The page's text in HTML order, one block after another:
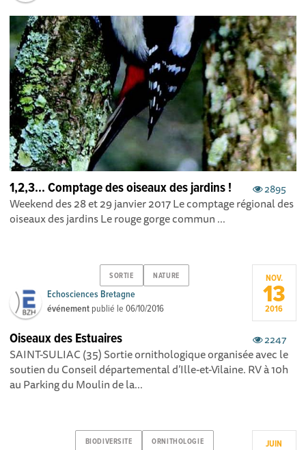
2895
1,2,3... Comptage des oiseaux des jardins !
Weekend des 28 et 29 janvier 2017 Le comptage régional des
oiseaux des jardins Le rouge gorge commun ...
SORTIE NATURE
Echosciences Bretagne
événement publié le06/10/2016
NOV.
13
2016
2247
Oiseaux des Estuaires
SAINT-SULIAC (35) Sortie ornithologique organisée avec le
soutien du Conseil départemental d’Ille-et-Vilaine. RV à 10h
au Parking du Moulin de la...
BIODIVERSITE ORNITHOLOGIE JUIN